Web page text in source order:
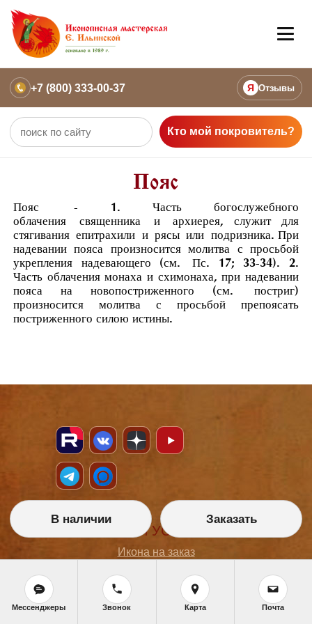
+7 (800) 333-00-37 Я Отзывы
Кто мой покровитель?
Пояс
Пояс- 1. Часть богослужебного
облачения священникаиархиерея, служит для
стягиванияепитрахили ирясы или подризника. При
надевании пояса произносится молитва с просьбой
укрепления надевающего (см. Пс. 17; 33-34). 2.
Часть облачения монаха и схимонаха, при надевании
пояса на новопостриженного (см.постриг)
произносится молитва с просьбой препоясать
постриженного силою истины.
НАШИ УСЛУГИ
Икона на заказ
Школа иконописи
Реставрация
В наличии Заказать
Мессенджеры Звонок Карта Почта